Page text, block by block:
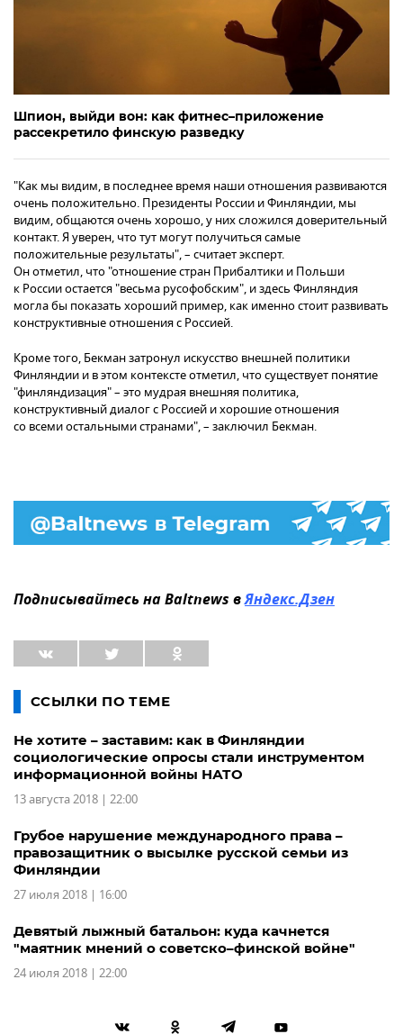
Шпион, выйди вон: как фитнес–приложение
рассекретило финскую разведку
"Как мы видим, в последнее время наши отношения развиваются
очень положительно. Президенты России и Финляндии, мы
видим, общаются очень хорошо, у них сложился доверительный
контакт. Я уверен, что тут могут получиться самые
положительные результаты", – считает эксперт.
Он отметил, что "отношение стран Прибалтики и Польши
к России остается "весьма русофобским", и здесь Финляндия
могла бы показать хороший пример, как именно стоит развивать
конструктивные отношения с Россией.
Кроме того, Бекман затронул искусство внешней политики
Финляндии и в этом контексте отметил, что существует понятие
"финляндизация" – это мудрая внешняя политика,
конструктивный диалог с Россией и хорошие отношения
со всеми остальными странами", – заключил Бекман.
Подписывайтесь на Baltnews вЯндекс.Дзен
ССЫЛКИ ПО ТЕМЕ
Не хотите – заставим: как в Финляндии
социологические опросы стали инструментом
информационной войны НАТО
13 августа 2018 | 22:00
Грубое нарушение международного права –
правозащитник о высылке русской семьи из
Финляндии
27 июля 2018 | 16:00
Девятый лыжный батальон: куда качнется
"маятник мнений о советско–финской войне"
24 июля 2018 | 22:00